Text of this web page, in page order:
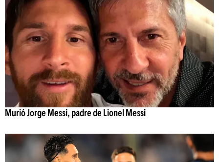
Murió Jorge Messi, padre de Lionel Messi